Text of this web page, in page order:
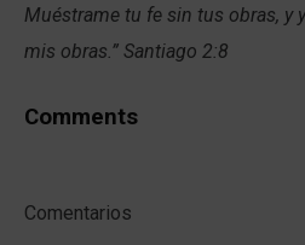
Muéstrame tu fe sin tus obras, y
mis obras.” Santiago 2:8
Comments
Comentarios